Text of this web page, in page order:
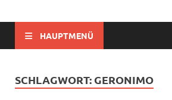
HAUPTMENÜ
SCHLAGWORT: GERONIMO